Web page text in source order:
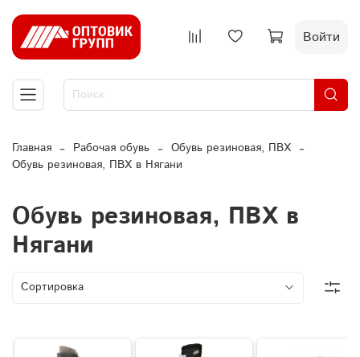
Войти
Главная Рабочая обувь
Обувь резиновая, ПВХ
Обувь резиновая, ПВХ в Нягани
Обувь резиновая, ПВХ в
Нягани